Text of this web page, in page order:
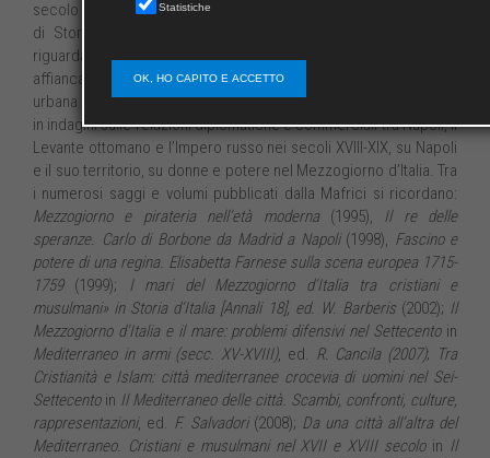
secolo XVIII, Società Italiana delle Storiche, Associazione Italiana
di Storia Urbana). Le sue ricerche sull’Europa mediterranea
riguardano istituzioni, economia, società. A tali tematiche si è
affiancato l’interesse per la storia politica e diplomatica, la storia
urbana e più di recente la gender history, che si è concretizzato
in indagini sulle relazioni diplomatiche e commerciali tra Napoli, il
Levante ottomano e l’Impero russo nei secoli XVIII-XIX, su Napoli
e il suo territorio, su donne e potere nel Mezzogiorno d’Italia. Tra
i numerosi saggi e volumi pubblicati dalla Mafrici si ricordano:
Mezzogiorno e pirateria nell’età moderna(1995), Il re delle
speranze. Carlo di Borbone da Madrid a Napoli(1998), Fascino e
potere di una regina. Elisabetta Farnese sulla scena europea 1715-
1759(1999); I mari del Mezzogiorno d’Italia tra cristiani e
musulmani» in Storia d’Italia [Annali 18], ed. W. Barberis(2002); Il
Mezzogiorno d’Italia e il mare: problemi difensivi nel Settecentoin
Mediterraneo in armi (secc. XV-XVIII), ed. R. Cancila (2007); Tra
Cristianità e Islam: città mediterranee crocevia di uomini nel Sei-
Settecentoin Il Mediterraneo delle città. Scambi, confronti, culture,
rappresentazioni, ed. F. Salvadori(2008); Da una città all’altra del
Mediterraneo. Cristiani e musulmani nel XVII e XVIII secoloin Il
Statistiche
OK, HO CAPITO E ACCETTO